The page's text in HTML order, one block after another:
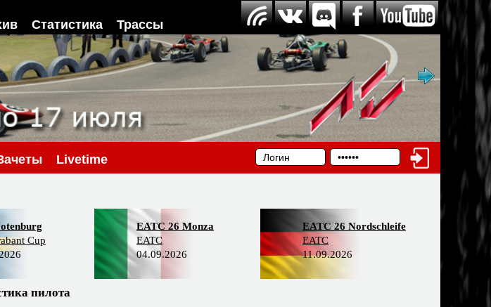
Статистика Трассы
Livetime
Cup
EATC 26 Monza
EATC
04.09.2026
EATC 26 Nordschleife
EATC
11.09.2026
пилота